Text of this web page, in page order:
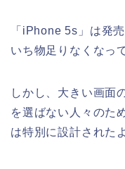
「iPhone 5s」は発
いち物足りなくなっ
しかし、大きい画面
を選ばない人々のた
は特別に設計された